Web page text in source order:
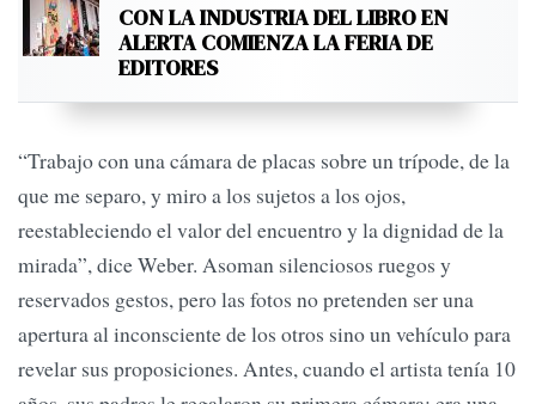
CON LA INDUSTRIA DEL LIBRO EN
ALERTA COMIENZA LA FERIA DE
EDITORES
“Trabajo con una cámara de placas sobre un trípode, de la
que me separo, y miro a los sujetos a los ojos,
reestableciendo el valor del encuentro y la dignidad de la
mirada”, dice Weber. Asoman silenciosos ruegos y
reservados gestos, pero las fotos no pretenden ser una
apertura al inconsciente de los otros sino un vehículo para
revelar sus proposiciones. Antes, cuando el artista tenía 10